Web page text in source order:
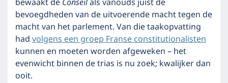
bevoegdheden van de uitvoerende macht tegen de
macht van het parlement. Van die taakopvatting
hadvolgens een groep Franse constitutionalisten
kunnen en moeten worden afgeweken – het
evenwicht binnen de trias is nu zoek; kwalijker dan
ooit.